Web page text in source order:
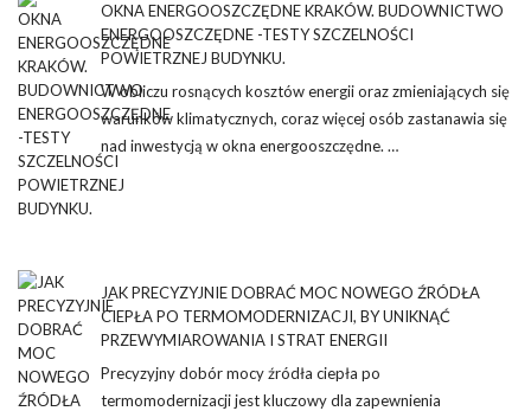
OKNA ENERGOOSZCZĘDNE KRAKÓW. BUDOWNICTWO
ENERGOOSZCZĘDNE -TESTY SZCZELNOŚCI
POWIETRZNEJ BUDYNKU.
W obliczu rosnących kosztów energii oraz zmieniających się
warunków klimatycznych, coraz więcej osób zastanawia się
nad inwestycją w okna energooszczędne. …
JAK PRECYZYJNIE DOBRAĆ MOC NOWEGO ŹRÓDŁA
CIEPŁA PO TERMOMODERNIZACJI, BY UNIKNĄĆ
PRZEWYMIAROWANIA I STRAT ENERGII
Precyzyjny dobór mocy źródła ciepła po
termomodernizacji jest kluczowy dla zapewnienia